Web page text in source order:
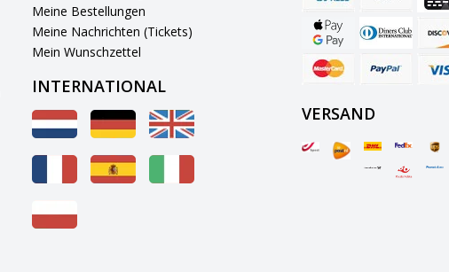
Meine Bestellungen
Meine Nachrichten (Tickets)
Mein Wunschzettel
INTERNATIONAL
VERSAND